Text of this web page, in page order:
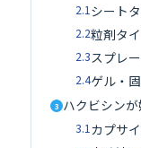
2.1 シート
2.2粒剤タ
2.3スプレ
2.4ゲル・
3 ハクビシン
3.1 カプサ